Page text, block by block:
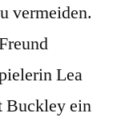
vermeiden.
Lea
Buckley ein